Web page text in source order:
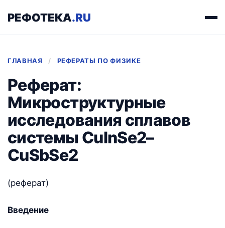
РЕФОТЕКА.RU
ГЛАВНАЯ / РЕФЕРАТЫ ПО ФИЗИКЕ
Реферат:
Микроструктурные
исследования сплавов
системы CuInSe2–
CuSbSe2
(реферат)
Введение